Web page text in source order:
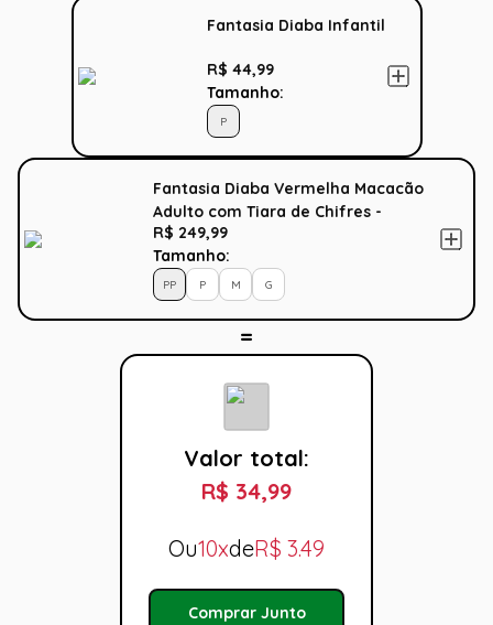
Fantasia Diaba Infantil
R$ 44,99
Tamanho:
P
Fantasia Diaba Vermelha Macacão
Adulto com Tiara de Chifres -
Halloween
R$ 249,99
Tamanho:
PP P M G
Valor total:
R$ 34,99
Ou10xdeR$ 3.49
Comprar Junto